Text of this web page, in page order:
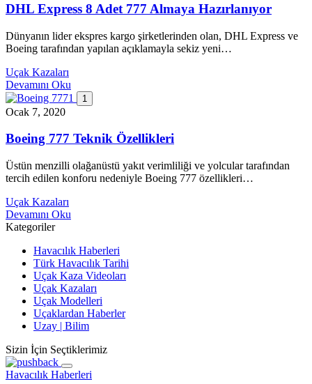
DHL Express 8 Adet 777 Almaya Hazırlanıyor
Dünyanın lider ekspres kargo şirketlerinden olan, DHL Express ve
Boeing tarafından yapılan açıklamayla sekiz yeni…
Uçak Kazaları
Devamını Oku
1
Ocak 7, 2020
Boeing 777 Teknik Özellikleri
Üstün menzilli olağanüstü yakıt verimliliği ve yolcular tarafından
tercih edilen konforu nedeniyle Boeing 777 özellikleri…
Uçak Kazaları
Devamını Oku
Kategoriler
Havacılık Haberleri
Türk Havacılık Tarihi
Uçak Kaza Videoları
Uçak Kazaları
Uçak Modelleri
Uçaklardan Haberler
Uzay | Bilim
Sizin İçin Seçtiklerimiz
Havacılık Haberleri